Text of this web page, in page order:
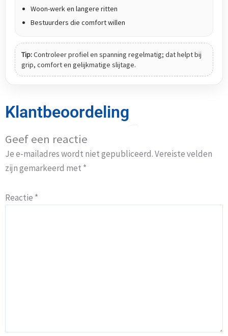
Woon-werk en langere ritten
Bestuurders die comfort willen
Tip:Controleer profiel en spanning regelmatig; dat helpt bij
grip, comfort en gelijkmatige slijtage.
Klantbeoordeling
Geef een reactie
Je e-mailadres wordt niet gepubliceerd.Vereiste velden
zijn gemarkeerd met *
Reactie *